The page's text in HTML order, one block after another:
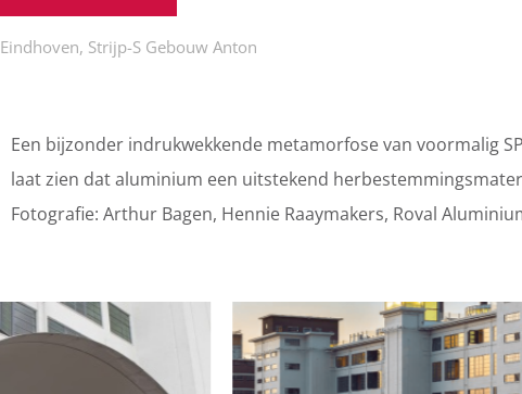
Eindhoven, Strijp-S Gebouw Anton
Een bijzonder indrukwekkende metamorfose van voormalig
laat zien dat aluminium een uitstekend
Fotografie: Arthur Bagen, Hennie Raaymakers, Roval